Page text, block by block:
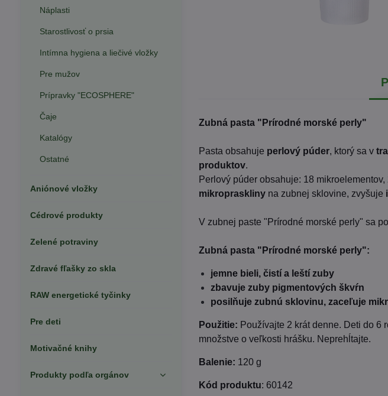
Zubná pasta "Prírodné morské perly"
Pasta obsahuje perlový púder, ktorý sa v
produktov.
Perlový púder obsahuje: 18
mikropraskliny na zubnej sklovine, zvyšuje
V zubnej paste "Prírodné morské perly" sa
Zubná pasta "Prírodné morské perly":
jemne bieli, čistí a leští zuby
zbavuje zuby pigmentových škvŕn
posilňuje zubnú sklovinu, zaceľuje
Použitie: Používajte 2 krát denne. Deti do
množstve o veľkosti hrášku. Neprehĺtajte.
Balenie: 120 g
Kód produktu: 60142
Náplasti
Starostlivosť o prsia
Intímna hygiena a liečivé vložky
Pre mužov
Prípravky "ECOSPHERE"
Čaje
Katalógy
Ostatné
Aniónové vložky
Cédrové produkty
Zelené potraviny
Zdravé fľašky zo skla
RAW energetické tyčinky
Pre deti
Motivačné knihy
Produkty podľa orgánov